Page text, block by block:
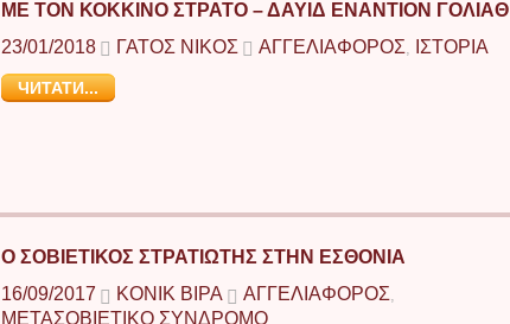
ΜΕ ΤΟΝ ΚΟΚΚΙΝΟ ΣΤΡΑΤΟ – ΔΑΥΙΔ ΕΝΑΝΤΙΟΝ ΓΟΛΙΑΘ
23/01/2018
ΓΑΤΟΣ ΝΙΚΟΣ ΑΓΓΕΛΙΑΦΟΡΟΣ ΙΣΤΟΡΙΑ
ЧИТАТИ...
Ο ΣΟΒΙΕΤΙΚΟΣ ΣΤΡΑΤΙΩΤΗΣ ΣΤΗΝ ΕΣΘΟΝΙΑ
16/09/2017
ΚΌΝΙΚ ΒΊΡΑ ΑΓΓΕΛΙΑΦΟΡΟΣ,
ΜΕΤΑΣΟΒΙΕΤΙΚΟ ΣΥΝΔΡΟΜΟ